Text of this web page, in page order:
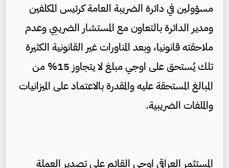
مسؤولين في دائرة الضريبة العامة كرئيس المكلفين
ومدير الدائرة بالتعاون مع المستشار الضريبي وعدم
ملاحقته قانونيا، وبعد المناورات غير القانونية الكثيرة
تلك يُستحق على اوجي مبلغ لا يتجاوز 15% من
المبالغ المستحقة عليه والمقدرة بالاعتماد على الميزانيات
والملفات الضريبية.
المستثمر العراقي اوجي القائم على تصدير العملة